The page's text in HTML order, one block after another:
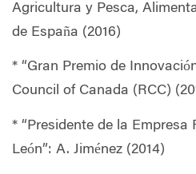
Agricultura y Pesca,
de España (2016)
* “Gran Premio de
Council of Canada (RCC)
* “Presidente de la Empresa
León”: A. Jiménez (2014)